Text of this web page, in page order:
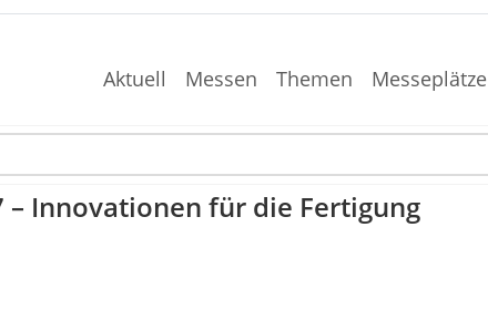
Aktuell Messen Themen Messeplätze
– Innovationen für die Fertigung